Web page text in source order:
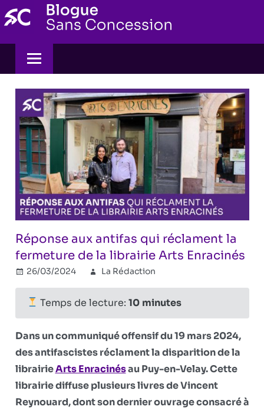
Skip
to
content
Réponse aux antifas qui réclament la
fermeture de la librairie Arts Enracinés
26/03/2024 La Rédaction
fermés
qui
réclament
la
fermeture
de
Temps de lecture: 10 minutes
Dans un communiqué offensif du 19 mars 2024,
des antifascistes réclament la disparition de la
librairieArts Enracinésau Puy-en-Velay. Cette
librairie diffuse plusieurs livres de Vincent
Reynouard, dont son dernier ouvrage consacré à